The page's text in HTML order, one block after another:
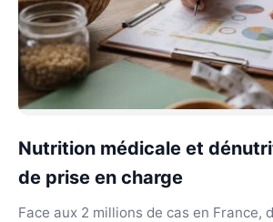
Nutrition médicale et
de prise en charge
Face aux 2 millions de cas en France,